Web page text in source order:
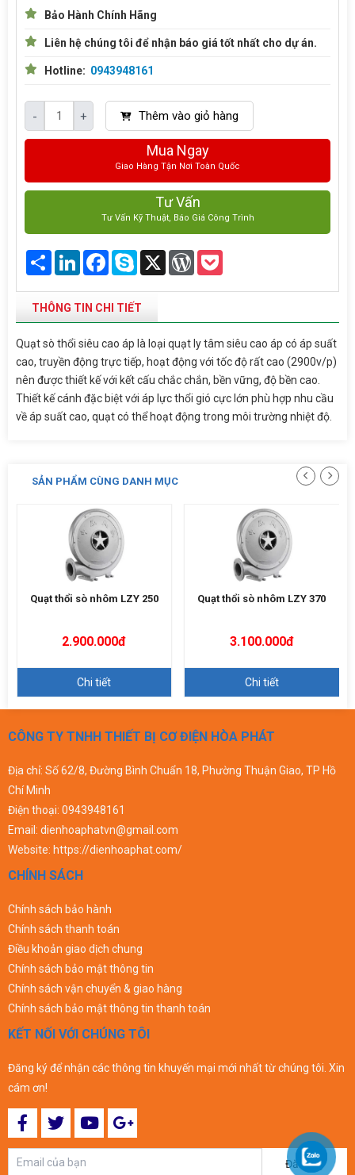
Bảo Hành Chính Hãng
Liên hệ chúng tôi để nhận báo giá tốt nhất cho dự án.
Hotline: 0943948161
- + Thêm vào giỏ hàng
Mua Ngay
Giao Hàng Tận Nơi Toàn Quốc
Tư Vấn
Tư Vấn Kỹ Thuật, Báo Giá Công Trình
Share LinkedInFacebook
Skype X WordPress
THÔNG TIN CHI TIẾT
Quạt sò thổi siêu cao áp là loại quạt ly tâm siêu cao áp có áp suất
cao, truyền động trực tiếp, hoạt động với tốc độ rất cao (2900v/p)
nên được thiết kế với kết cấu chắc chắn, bền vững, độ bền cao.
Thiết kế cánh đặc biệt với áp lực thổi gió cực lớn phù hợp nhu cầu
về áp suất cao, quạt có thể hoạt động trong môi trường nhiệt độ.
SẢN PHẨM CÙNG DANH MỤC
Quạt thổi sò nhôm LZY 250
2.900.000đ
Chi tiết
Quạt thổi sò nhôm LZY 370
3.100.000đ
Chi tiết
CÔNG TY TNHH THIẾT BỊ CƠ ĐIỆN HÒA PHÁT
Địa chỉ: Số 62/8, Đường Bình Chuẩn 18, Phường Thuận Giao, TP Hồ
Chí Minh
Điện thoại: 0943948161
Email: dienhoaphatvn@gmail.com
Website: https://dienhoaphat.com/
CHÍNH SÁCH
Chính sách bảo hành
Chính sách thanh toán
Điều khoản giao dịch chung
Chính sách bảo mật thông tin
Chính sách vận chuyển & giao hàng
Chính sách bảo mật thông tin thanh toán
KẾT NỐI VỚI CHÚNG TÔI
Đăng ký để nhận các thông tin khuyến mại mới nhất từ chúng tôi. Xin
cám ơn!
Đăng ký